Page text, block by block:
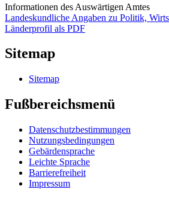
Informationen des Auswärtigen Amtes
Landeskundliche Angaben zu Politik,
Länderprofil als PDF
Sitemap
Sitemap
Fußbereichsmenü
Datenschutzbestimmungen
Nutzungsbedingungen
Gebärdensprache
Leichte Sprache
Barrierefreiheit
Impressum